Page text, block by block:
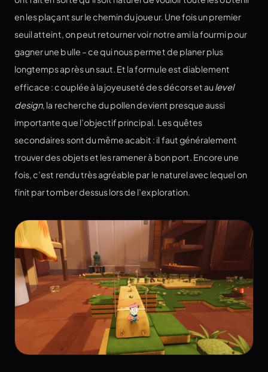
en les plaçant sur le chemin du joueur. Une fois un premier
seuil atteint, on peut retourner voir notre ami la fourmi pour
gagner une bulle – ce qui nous permet de planer plus
longtemps après un saut. Et la formule est diablement
efficace : couplée à la joyeuseté des décors et au level
design, la recherche du pollen devient presque aussi
importante que l’objectif principal. Les quêtes
secondaires sont du même acabit : il faut généralement
trouver des objets et les ramener à bon port. Encore une
fois, c’est rendu très agréable par le naturel avec lequel on
finit par tomber dessus lors de l’exploration.